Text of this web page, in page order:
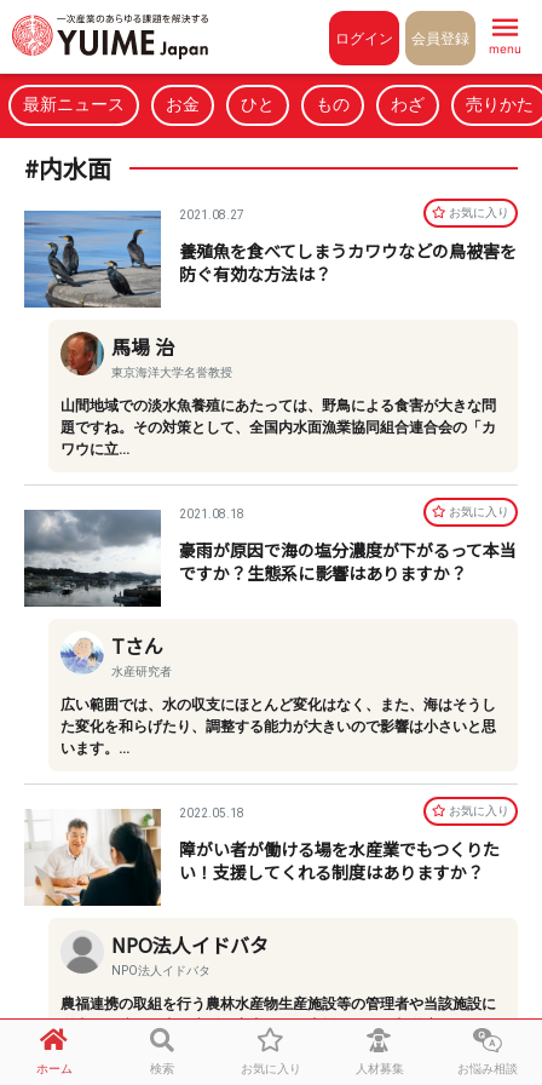
ログイン 会員登録
menu
最新ニュース お金 ひと もの わざ 売りかた
#内水面
2021.08.27 お気に⼊り
養殖魚を食べてしまうカワウなどの鳥被害を
防ぐ有効な方法は？
馬場 治
東京海洋大学名誉教授
山間地域での淡水魚養殖にあたっては、野鳥による食害が大きな問
題ですね。その対策として、全国内水面漁業協同組合連合会の「カ
ワウに立…
2021.08.18 お気に⼊り
豪雨が原因で海の塩分濃度が下がるって本当
ですか？生態系に影響はありますか？
Tさん
水産研究者
広い範囲では、水の収支にほとんど変化はなく、また、海はそうし
た変化を和らげたり、調整する能力が大きいので影響は小さいと思
います。…
2022.05.18 お気に⼊り
障がい者が働ける場を水産業でもつくりた
い！支援してくれる制度はありますか？
NPO法人イドバタ
NPO法人イドバタ
農福連携の取組を行う農林水産物生産施設等の管理者や当該施設に
従事する障がい者、生活困窮者などを支援する国や都道府県による
補助制度…
ホーム 検索 お気に入り 人材募集 お悩み相談